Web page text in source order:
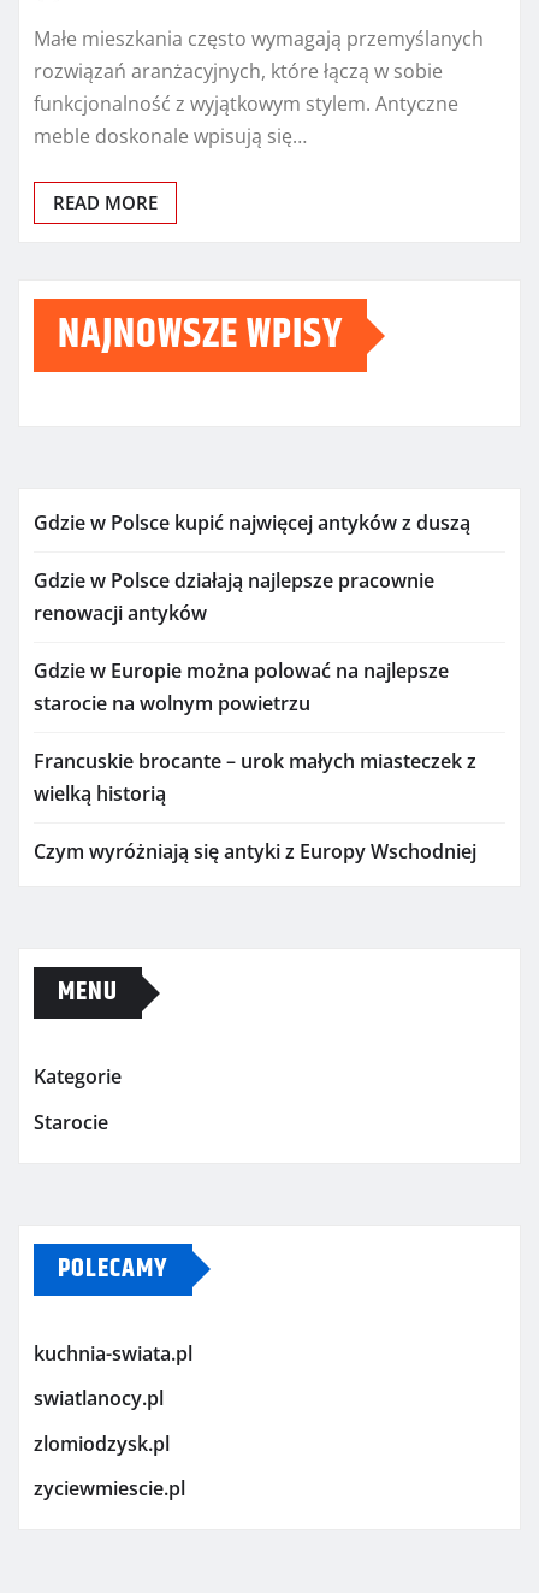
Małe mieszkania często wymagają przemyślanych
rozwiązań aranżacyjnych, które łączą w sobie
funkcjonalność z wyjątkowym stylem. Antyczne
meble doskonale wpisują się…
READ MORE
NAJNOWSZE WPISY
Gdzie w Polsce kupić najwięcej antyków z duszą
Gdzie w Polsce działają najlepsze pracownie
renowacji antyków
Gdzie w Europie można polować na najlepsze
starocie na wolnym powietrzu
Francuskie brocante – urok małych miasteczek z
wielką historią
Czym wyróżniają się antyki z Europy Wschodniej
MENU
Kategorie
Starocie
POLECAMY
kuchnia-swiata.pl
swiatlanocy.pl
zlomiodzysk.pl
zyciewmiescie.pl